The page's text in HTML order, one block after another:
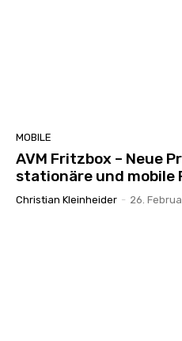
MOBILE
AVM Fritzbox – Neue
stationäre und mobile
Christian Kleinheider - 26.